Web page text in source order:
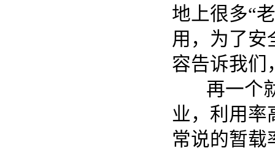
地上很多“
用，为了安
容告诉我们
再一个就
业，利用率
常说的暂载